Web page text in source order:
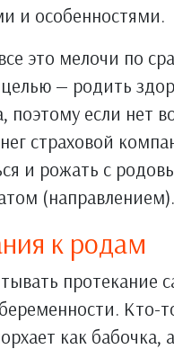
и особенностями.
это мелочи по
— родить
поэтому если нет
страховой
и рожать с
(направлением).
к родам
протекание
Кто-
как бабочка,